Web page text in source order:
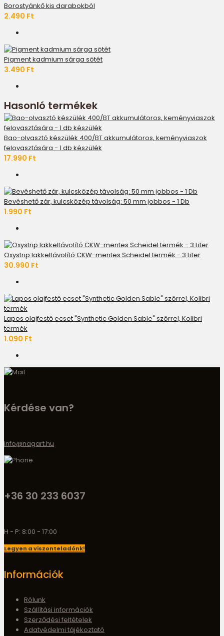
Borostyánkő kis darabokból
2.490 Ft
Pigment kadmium sárga sötét
3.490 Ft
Hasonló termékek
Bao-olvasztó készülék 400/BT akkumulátoros, keményviaszok
felovasztására - 1 db készülék
17.990 Ft
Bevéshető zár, kulcsközép távolság: 50 mm jobbos - 1 Db
1.990 Ft
Oxystrip lakkeltávolító CKW-mentes Scheidel termék - 3 Liter
30.990 Ft
Lapos olajfestő ecset "Synthetic Golden Sable" szörrel, Kolibri
termék
1.090 Ft
Kérdése van?
info@nagart.hu
+36 30 233 6037
H - P: 8:00 - 17:00
Legyen a viszonteladónk!
Információk
Rólunk
Szállítási információk
Szerződési feltételek
Adatvédelmi tájékoztató